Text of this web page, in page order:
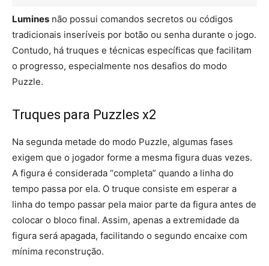
Lumines não possui comandos secretos ou códigos
tradicionais inseríveis por botão ou senha durante o jogo.
Contudo, há truques e técnicas específicas que facilitam
o progresso, especialmente nos desafios do modo
Puzzle.
Truques para Puzzles x2
Na segunda metade do modo Puzzle, algumas fases
exigem que o jogador forme a mesma figura duas vezes.
A figura é considerada “completa” quando a linha do
tempo passa por ela. O truque consiste em esperar a
linha do tempo passar pela maior parte da figura antes de
colocar o bloco final. Assim, apenas a extremidade da
figura será apagada, facilitando o segundo encaixe com
mínima reconstrução.